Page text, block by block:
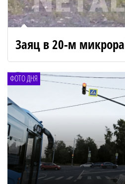
Заяц в 20-м
ФОТО ДНЯ